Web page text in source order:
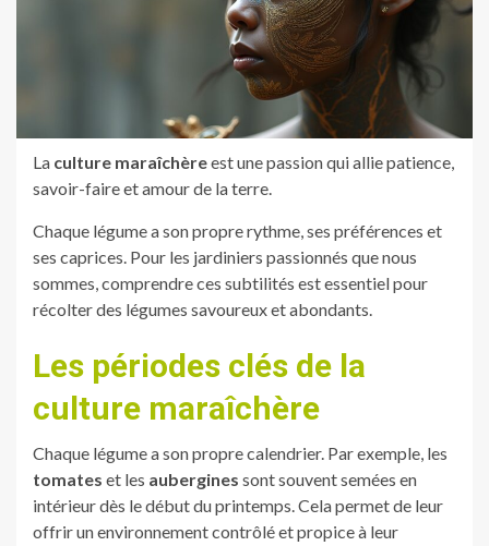
La culture maraîchèreest une passion qui allie patience,
savoir-faire et amour de la terre.
Chaque légume a son propre rythme, ses préférences et
ses caprices. Pour les jardiniers passionnés que nous
sommes, comprendre ces subtilités est essentiel pour
récolter des légumes savoureux et abondants.
Les périodes clés de la
culture maraîchère
Chaque légume a son propre calendrier. Par exemple, les
tomates et les aubergines sont souvent semées en
intérieur dès le début du printemps. Cela permet de leur
offrir un environnement contrôlé et propice à leur